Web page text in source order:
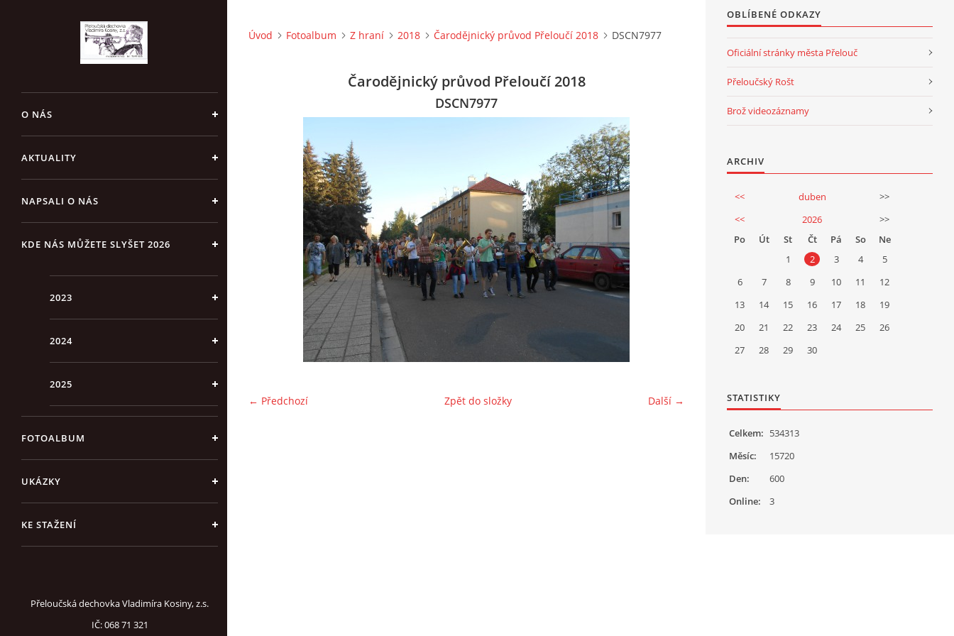
O NÁS
AKTUALITY
NAPSALI O NÁS
KDE NÁS MŮŽETE SLYŠET 2026
2023
2024
2025
FOTOALBUM
UKÁZKY
KE STAŽENÍ
Přeloučská dechovka Vladimíra Kosiny, z.s.
IČ: 068 71 321
Úvod Fotoalbum Z hraní 2018 Čarodějnický průvod Přeloučí 2018 DSCN7977
Čarodějnický průvod Přeloučí 2018
DSCN7977
← Předchozí Další →
Zpět do složky
OBLÍBENÉ ODKAZY
Oficiální stránky města Přelouč
Přeloučský Rošt
Brož videozáznamy
ARCHIV
<< duben
>>
<<
2026
>>
Po
Út St Čt Pá So
Ne
1
2 3 4
5
6
7 8 9 10 11
12
13
14 15 16 17 18
19
20
21 22 23 24 25
26
27
28 29 30
STATISTIKY
Online: 3
Celkem: 534313
Měsíc:
15720
Den:
600